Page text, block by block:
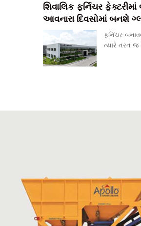
શિવાલિક ફર્નિચર
આવનારા દિવસોમાં બનશે
ફર્નિચર
ત્યારે તરત જ